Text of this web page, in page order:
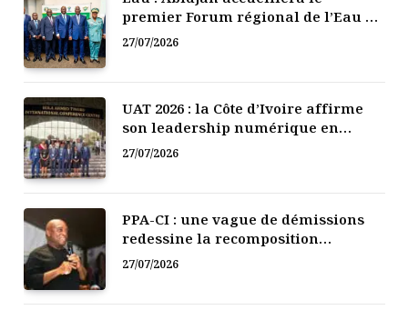
premier Forum régional de l’Eau de
l’Afrique de l’Ouest
27/07/2026
UAT 2026 : la Côte d’Ivoire affirme
son leadership numérique en
Afrique
27/07/2026
PPA-CI : une vague de démissions
redessine la recomposition
politique
27/07/2026